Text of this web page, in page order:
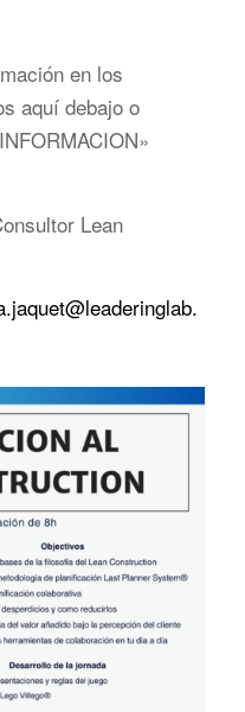
en los
aquí debajo o
Lean